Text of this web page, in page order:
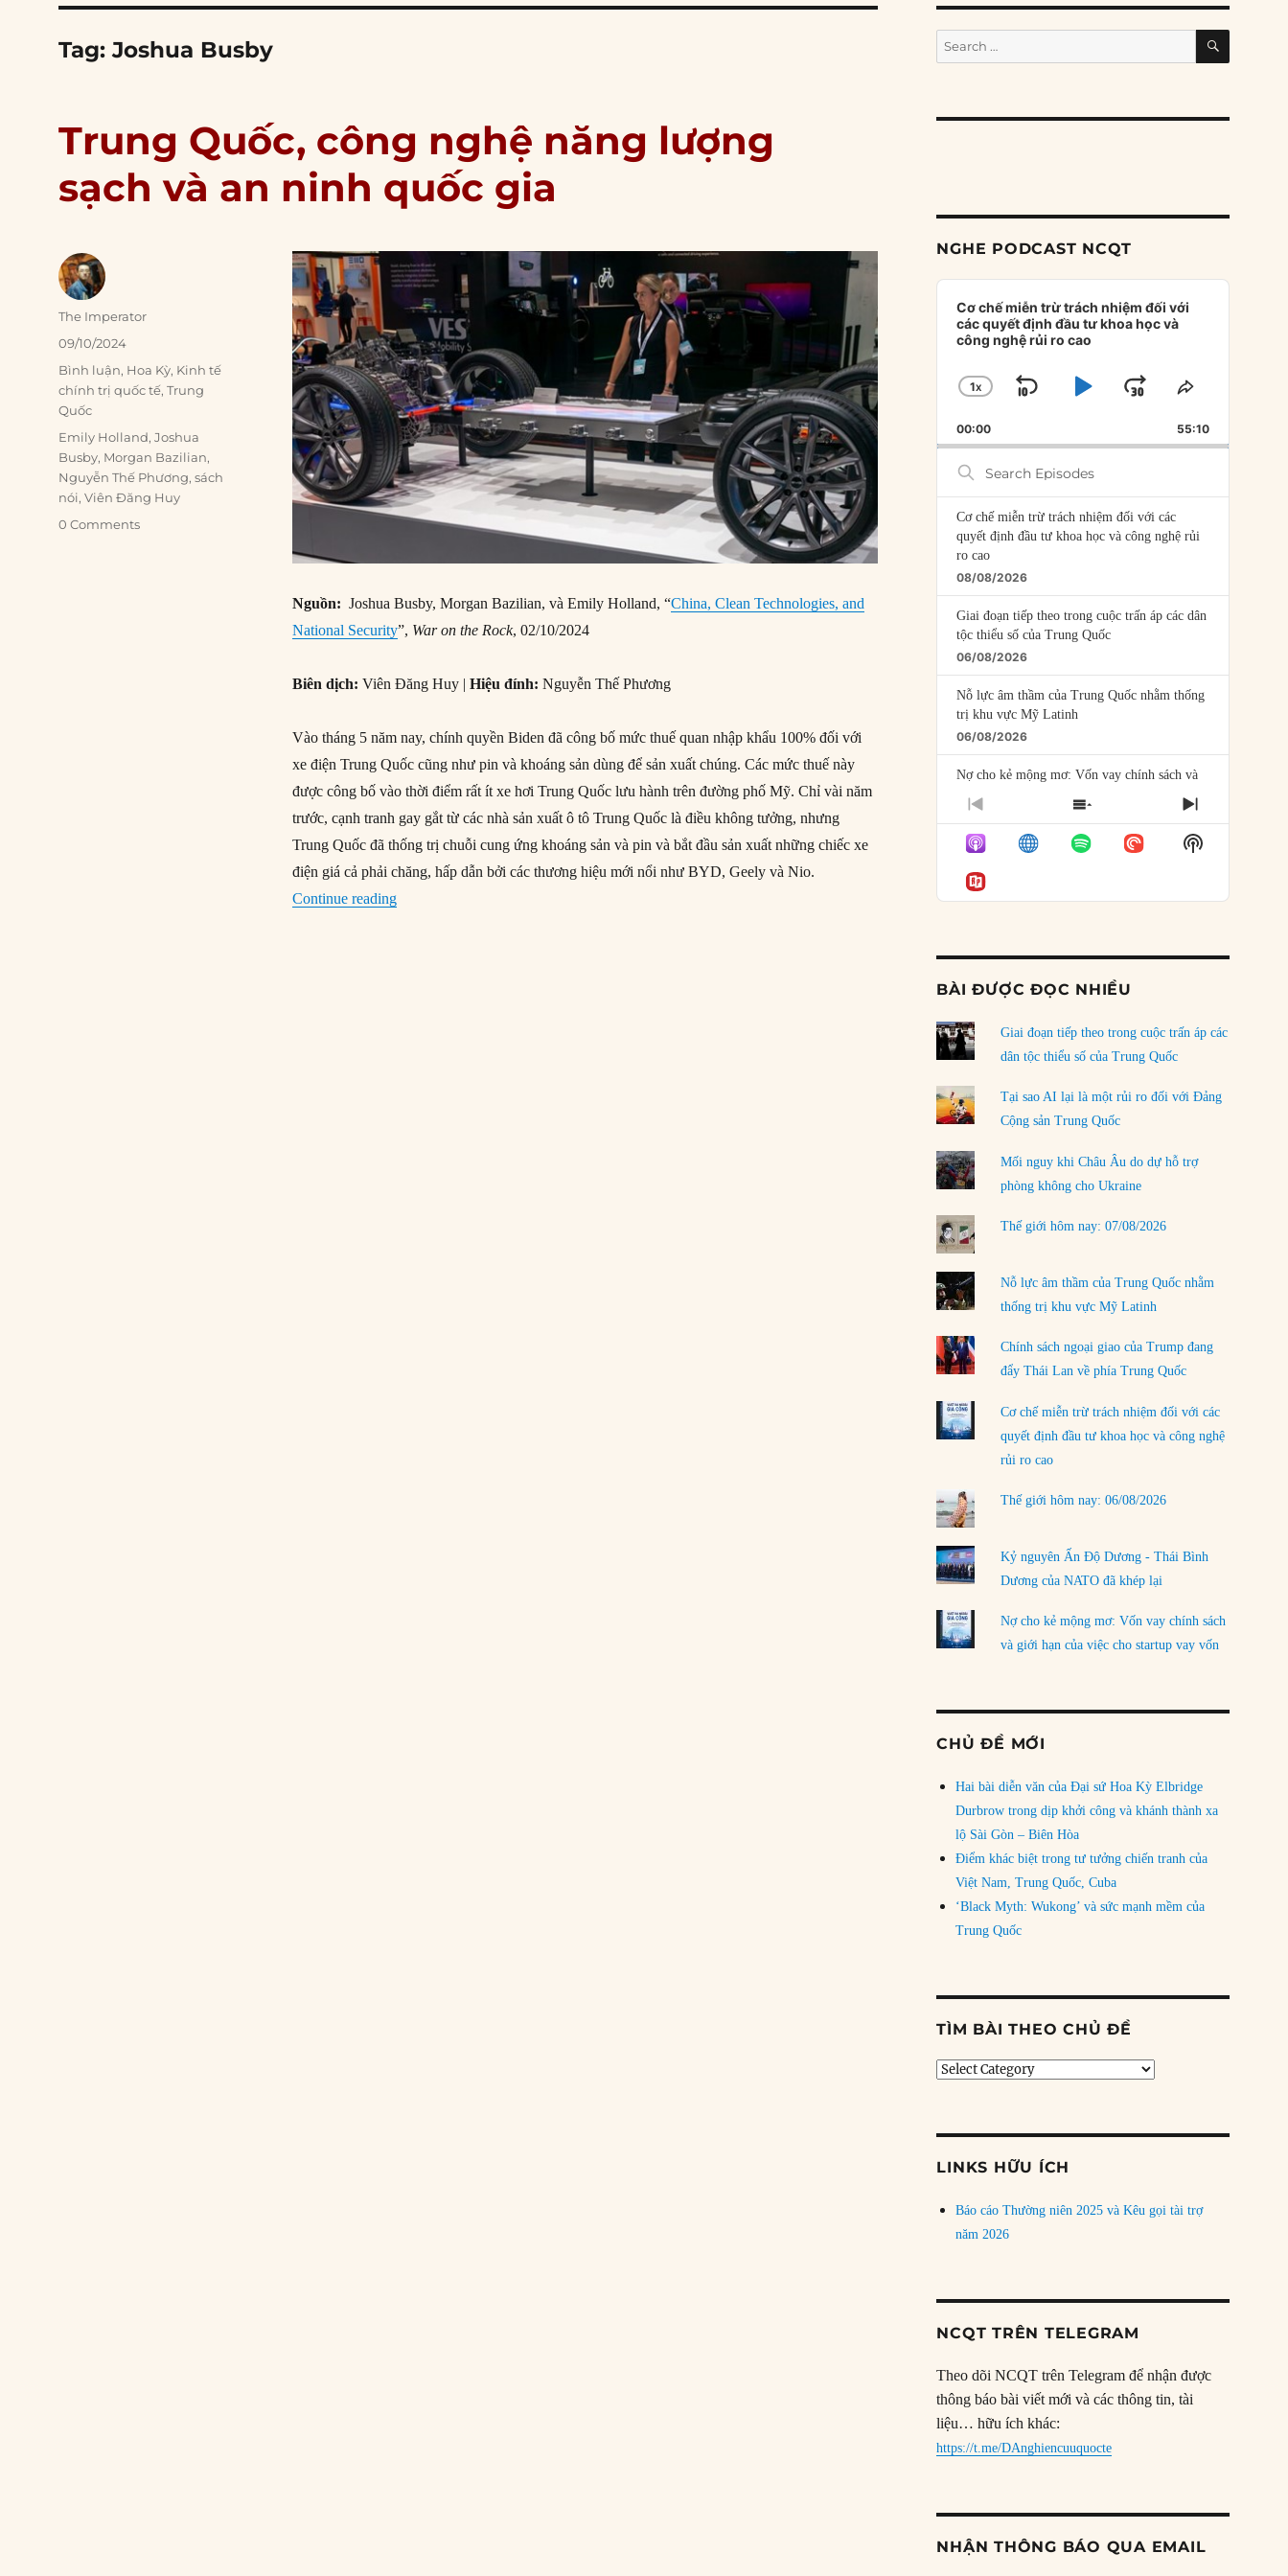
Tag:Joshua Busby
Trung Quốc, công nghệ năng lượng
sạch và an ninh quốc gia
Nguồn: Joshua Busby, Morgan Bazilian, và Emily Holland, “China, Clean Technologies, and
National Security”, War on the Rock, 02/10/2024
Biên dịch: Viên Đăng Huy |Hiệu đính: Nguyễn Thế Phương
Vào tháng 5 năm nay, chính quyền Biden đã công bố mức thuế quan nhập khẩu 100% đối với
xe điện Trung Quốc cũng như pin và khoáng sản dùng để sản xuất chúng. Các mức thuế này
được công bố vào thời điểm rất ít xe hơi Trung Quốc lưu hành trên đường phố Mỹ. Chỉ vài năm
trước, cạnh tranh gay gắt từ các nhà sản xuất ô tô Trung Quốc là điều không tưởng, nhưng
Trung Quốc đã thống trị chuỗi cung ứng khoáng sản và pin và bắt đầu sản xuất những chiếc xe
điện giá cả phải chăng, hấp dẫn bởi các thương hiệu mới nổi như BYD, Geely và Nio.
Continue reading“Trung Quốc, công nghệ năng lượng sạch và an ninh quốc gia”
Author
The Imperator
Posted
on
09/10/2024
Categories
Bình luận, Hoa Kỳ, Kinh tế
chính trị quốc tế,Trung
Quốc
Tags
Emily Holland,Joshua
Busby, Morgan Bazilian,
Nguyễn Thế Phương,sách
nói,Viên Đăng Huy
0 Comments
Search
for:
SEARCH
NGHE PODCAST NCQT
Audio
Player
Cơ chế miễn trừ trách nhiệm đối với
các quyết định đầu tư khoa học và
công nghệ rủi ro cao
CHANGE
RATE
1X
SKIP
BACKWARD
PLAYJUMP
FORWARD
SHARE
EPISODE
00:00 55:10
Search
Episodes
Cơ chế miễn trừ trách nhiệm đối với các
quyết định đầu tư khoa học và công nghệ rủi
ro cao
08/08/2026
Giai đoạn tiếp theo trong cuộc trấn áp các dân
tộc thiểu số của Trung Quốc
06/08/2026
Nỗ lực âm thầm của Trung Quốc nhằm thống
trị khu vực Mỹ Latinh
06/08/2026
Nợ cho kẻ mộng mơ: Vốn vay chính sách và
giới hạn của việc cho startup vay vốn
Mỹ Latinh đang trở thành “phòng thí nghiệm”
của phe cánh hữu mới
04/08/2026
Ngoại trưởng Nhật Bản?
Dương
03/08/2026
Đặt cược vào thất bại: Các quỹ đầu tư mạo
hiểm quốc gia và khía cạnh chính trị của vốn
02/08/2026
Làm thế nào để kết thúc Chiến tranh Iran?
01/08/2026
Chiến lược kế tiếp của Bắc Kinh ở Biển Đông
31/07/2026
LOAD MORE
PREVIOUS
EPISODE
SHOW
EPISODES
LIST
NEXT
EPISODE
Show
Podcast
BÀI ĐƯỢC ĐỌC NHIỀU
Giai đoạn tiếp theo trong cuộc trấn áp các
dân tộc thiểu số của Trung Quốc
Tại sao AI lại là một rủi ro đối với Đảng
Cộng sản Trung Quốc
Mối nguy khi Châu Âu do dự hỗ trợ
phòng không cho Ukraine
Thế giới hôm nay: 07/08/2026
Nỗ lực âm thầm của Trung Quốc nhằm
thống trị khu vực Mỹ Latinh
Chính sách ngoại giao của Trump đang
đẩy Thái Lan về phía Trung Quốc
Cơ chế miễn trừ trách nhiệm đối với các
quyết định đầu tư khoa học và công nghệ
rủi ro cao
Thế giới hôm nay: 06/08/2026
Kỷ nguyên Ấn Độ Dương - Thái Bình
Dương của NATO đã khép lại
Nợ cho kẻ mộng mơ: Vốn vay chính sách
và giới hạn của việc cho startup vay vốn
CHỦ ĐỀ MỚI
Hai bài diễn văn của Đại sứ Hoa Kỳ Elbridge
Durbrow trong dịp khởi công và khánh thành xa
lộ Sài Gòn – Biên Hòa
Điểm khác biệt trong tư tưởng chiến tranh của
Việt Nam, Trung Quốc, Cuba
‘Black Myth: Wukong’ và sức mạnh mềm của
Trung Quốc
TÌM BÀI THEO CHỦ ĐỀ
Tìm
LINKS HỮU ÍCH
Báo cáo Thường niên 2025 và Kêu gọi tài trợ
năm 2026
NCQT TRÊN TELEGRAM
Theo dõi NCQT trên Telegram để nhận được
thông báo bài viết mới và các thông tin, tài
liệu… hữu ích khác:
https://t.me/DAnghiencuuquocte
NHẬN THÔNG BÁO QUA EMAIL